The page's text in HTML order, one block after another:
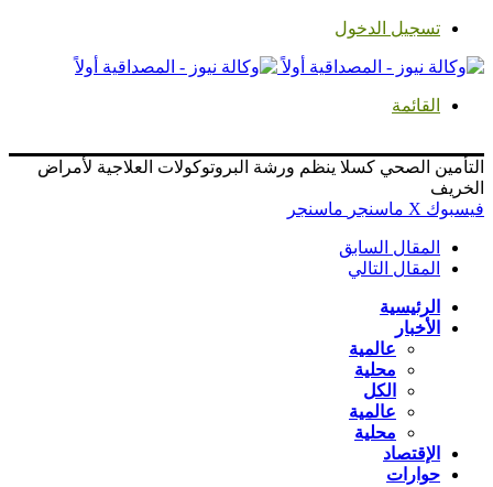
تسجيل الدخول
القائمة
التأمين الصحي كسلا ينظم ورشة البروتوكولات العلاجية لأمراض
الخريف
فيسبوك ‫X ماسنجر ماسنجر
المقال السابق
المقال التالي
الرئيسية
الأخبار
عالمية
محلية
الكل
عالمية
محلية
الإقتصاد
حوارات